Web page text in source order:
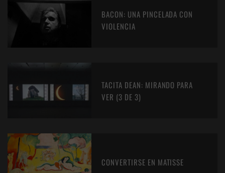
BACON: UNA PINCELADA CON
VIOLENCIA
TACITA DEAN: MIRANDO PARA
VER (3 DE 3)
CONVERTIRSE EN MATISSE